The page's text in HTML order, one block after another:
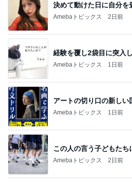
決めて動けた日に自分を
Amebaトピックス 2日前
経験を覆し2袋目に突入
Amebaトピックス 1日前
アートの切り口の新しい
Amebaトピックス 1日前
この人の言う子どもたち
Amebaトピックス 2日前